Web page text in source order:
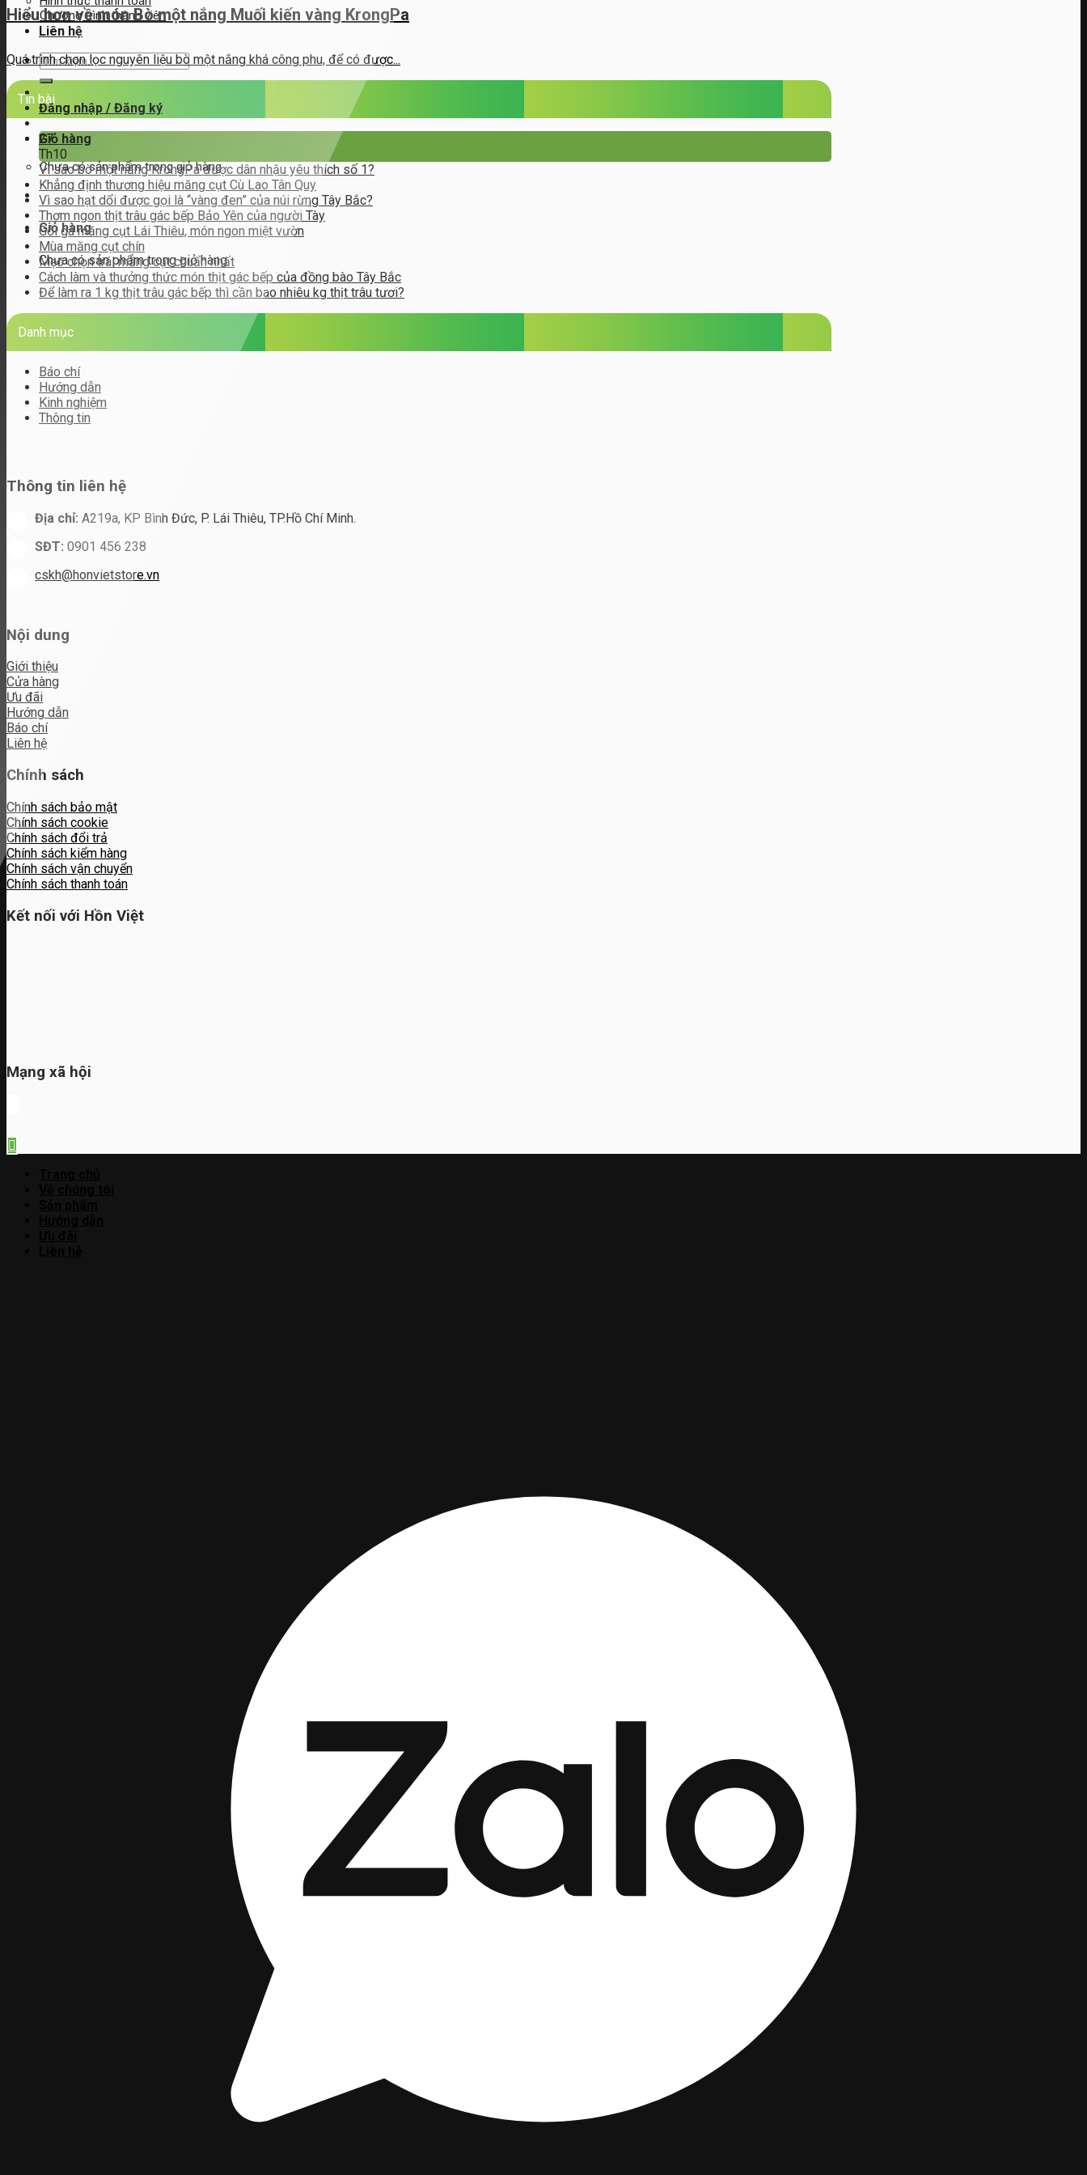
Chương trình thành viên
Liên hệ
Tìm
kiếm:
Đăng nhập / Đăng ký
Giỏ hàng
Chưa có sản phẩm trong giỏ hàng.
Giỏ hàng
Chưa có sản phẩm trong giỏ hàng.
Hiểu hơn về món Bò một nắng Muối kiến vàng KrongPa
Quá trình chọn lọc nguyên liệu bò một nắng khá công phu, để có được...
Tin bài
27
Th10
Vì sao bò một nắng KrongPa được dân nhậu yêu thích số 1?
Khẳng định thương hiệu măng cụt Cù Lao Tân Quy
Vì sao hạt dổi được gọi là “vàng đen” của núi rừng Tây Bắc?
Thơm ngon thịt trâu gác bếp Bảo Yên của người Tày
Gỏi gà măng cụt Lái Thiêu, món ngon miệt vườn
Mùa măng cụt chín
Mẹo chọn trái măng cụt chuẩn nhất
Cách làm và thưởng thức món thịt gác bếp của đồng bào Tây Bắc
Để làm ra 1 kg thịt trâu gác bếp thì cần bao nhiêu kg thịt trâu tươi?
Danh mục
Báo chí
Hướng dẫn
Kinh nghiệm
Thông tin
Thông tin liên hệ
Địa chỉ: A219a, KP Bình Đức, P. Lái Thiêu, TP.Hồ Chí Minh.
SĐT: 0901 456 238
cskh@honvietstore.vn
Nội dung
Giới thiệu
Cửa hàng
Ưu đãi
Hướng dẫn
Báo chí
Liên hệ
Chính sách
Chính sách bảo mật
Chính sách cookie
Chính sách đổi trả
Chính sách kiểm hàng
Chính sách vận chuyển
Chính sách thanh toán
Kết nối với Hồn Việt
Mạng xã hội